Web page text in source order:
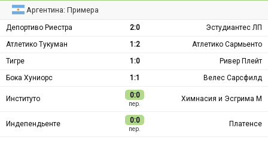
Аргентина: Примера
Депортиво Риестра 2:0
Эстудиантес ЛП
Атлетико Тукуман
1:2
Атлетико Сармьенто
Тигре
1:0
Ривер Плейт
Бока Хуниорс
1:1 Велес Сарсфилд
Институто 0:0
пер.
Химнасия и Эсгрима М
Индепендьенте 0:0
пер.
Платенсе